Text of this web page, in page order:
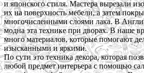
и японского стиля. Мастера вырезали
их на поверхность мебели, а затем
многочисленными слоями лака. В
модна эта технике при дворах. В наше
много материалов, которые помогают
изысканными и яркими.
По сути это техника декора, которая
любой предмет интерьера с помощью